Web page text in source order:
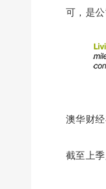
可，是
澳华财
截至上